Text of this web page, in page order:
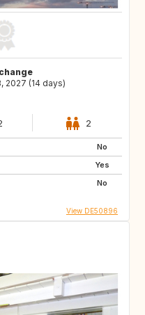
2027 (14 days)
2
No
Yes
No
View DE50896